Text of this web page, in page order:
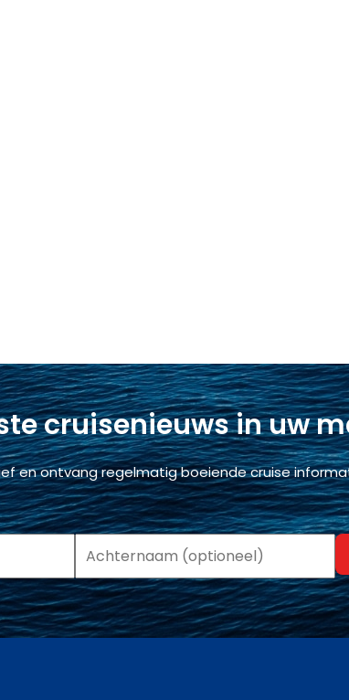
cruisenieuws in uw
en ontvang regelmatig boeiende cruise